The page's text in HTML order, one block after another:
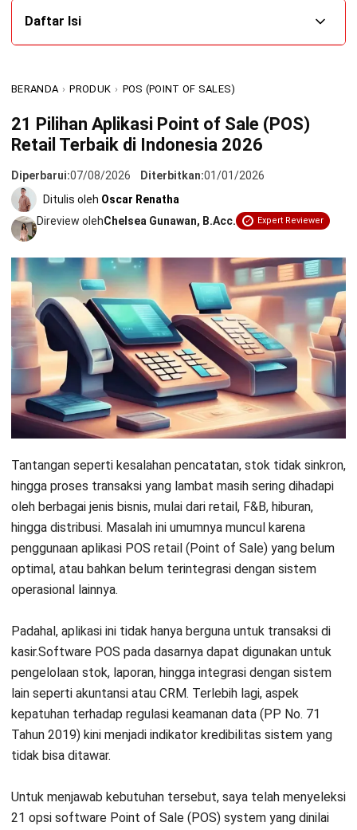
Daftar Isi
Fungsi dan Manfaat Aplikasi POS Kasir
Rekomendasi Software Point of Sales (POS) Retail
Terbaik untuk Bisnis
1. Software POS HashMicro: Solusi End-to-End Bisnis
2. iREAP Point of Sale Pro: Solusi Praktis untuk UMKM
3. Moka POS System: Andalan Toko Modern
4. Point of Sale Software Vend: Integrasi Omnichannel
5. Opaper POS System Indonesia: Cloud-Based untuk
UKM
6. iSeller POS System Indonesia: Bisnis Online & Offline
7. Olsera POS (Point of Sales) System: Fleksibel untuk
Bisnis
8. Pawoon POS: Restoran & Kafe Kecil
9. Majoo POS Retail: POS dengan Fitur Pembukuan
10. Aplikasi Retail Qashier: Terintegrasi dengan
Perangkat Fisik
Sistem Lain
12. Program POS Octopus: Aplikasi Ritel & Waralaba
13. Aplikasi POS Kasir Loyverse: Gratis, User-Friendly
14. Chromis Open-Source Berbasis Desktop
15. Aplikasi Kasir Pintar: Mobile POS Ringan
16. Program POS MASPOINT: Untuk Laporan Toko &
Apotek
BERANDA › PRODUK › POS (POINT OF SALES)
21 Pilihan Aplikasi Point of Sale (POS)
Retail Terbaik di Indonesia 2026
Diperbarui:07/08/2026 Diterbitkan:01/01/2026
Ditulis oleh Oscar Renatha
Direview olehChelsea Gunawan, B.Acc. Expert Reviewer
Tantangan seperti kesalahan pencatatan, stok tidak sinkron,
hingga proses transaksi yang lambat masih sering dihadapi
oleh berbagai jenis bisnis, mulai dari retail, F&B, hiburan,
hingga distribusi. Masalah ini umumnya muncul karena
penggunaan aplikasi POS retail (Point of Sale) yang belum
optimal, atau bahkan belum terintegrasi dengan sistem
operasional lainnya.
Padahal, aplikasi ini tidak hanya berguna untuk transaksi di
kasir.Software POS pada dasarnya dapat digunakan untuk
pengelolaan stok, laporan, hingga integrasi dengan sistem
lain seperti akuntansi atau CRM. Terlebih lagi, aspek
kepatuhan terhadap regulasi keamanan data ( PP No. 71
Tahun 2019) kini menjadi indikator kredibilitas sistem yang
tidak bisa ditawar.
Untuk menjawab kebutuhan tersebut, saya telah menyeleksi
21 opsi software Point of Sale (POS) system yang dinilai